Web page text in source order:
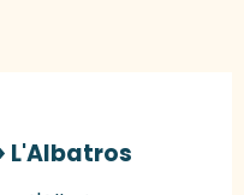
L'Albatros